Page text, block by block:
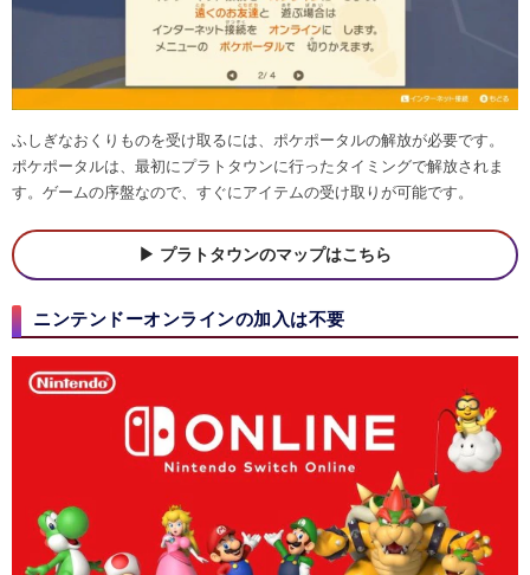
ふしぎなおくりものを受け取るには、ポケポータルの解放が必要です。
ポケポータルは、最初にプラトタウンに行ったタイミングで解放されま
す。ゲームの序盤なので、すぐにアイテムの受け取りが可能です。
プラトタウンのマップはこちら
ニンテンドーオンラインの加入は不要